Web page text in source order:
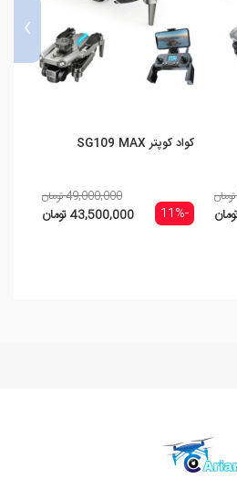
کواد کوپتر SG109 MAX
-11%
49,000,000 تومان
43,500,000 تومان
›